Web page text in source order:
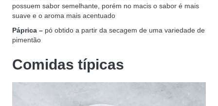
possuem sabor semelhante, porém no macis o sabor é mais
suave e o aroma mais acentuado
Páprica – pó obtido a partir da secagem de uma variedade de
pimentão
Comidas típicas